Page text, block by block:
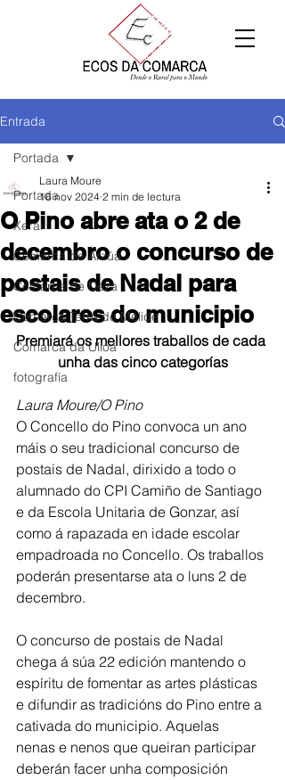
Entrada
Portada
Xeral
Comarca de Arzúa
Comarca de Deza
Comarca Terra de Melide
Comarca da Ulloa
fotografía
Portada
O Pino abre ata o 2 de
decembro o concurso de
postais de Nadal para
escolares do municipio
Laura Moure
16 nov 2024 2 min de lectura
Premiará os mellores traballos de cada
unha das cinco categorías
Laura Moure/O Pino
O Concello do Pino convoca un ano
máis o seu tradicional concurso de
postais de Nadal, dirixido a todo o
alumnado do CPI Camiño de Santiago
e da Escola Unitaria de Gonzar, así
como á rapazada en idade escolar
empadroada no Concello. Os traballos
poderán presentarse ata o luns 2 de
decembro.
O concurso de postais de Nadal
chega á súa 22 edición mantendo o
espíritu de fomentar as artes plásticas
e difundir as tradicións do Pino entre a
cativada do municipio. Aquelas
nenas e nenos que queiran participar
deberán facer unha composición